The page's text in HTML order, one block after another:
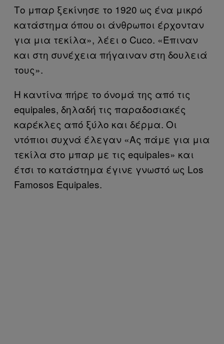
Το μπαρ ξεκίνησε το 1920 ως ένα μικρό
κατάστημα όπου οι άνθρωποι έρχονταν
για μια τεκίλα», λέει ο Cuco. «Έπιναν
και στη συνέχεια πήγαιναν στη δουλειά
τους».
Η καντίνα πήρε το όνομά της από τις
equipales, δηλαδή τις παραδοσιακές
καρέκλες από ξύλο και δέρμα. Οι
ντόπιοι συχνά έλεγαν «Ας πάμε για μια
τεκίλα στο μπαρ με τις equipales» και
έτσι το κατάστημα έγινε γνωστό ως Los
Famosos Equipales.